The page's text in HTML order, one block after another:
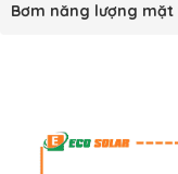
Bơm năng lượng mặt